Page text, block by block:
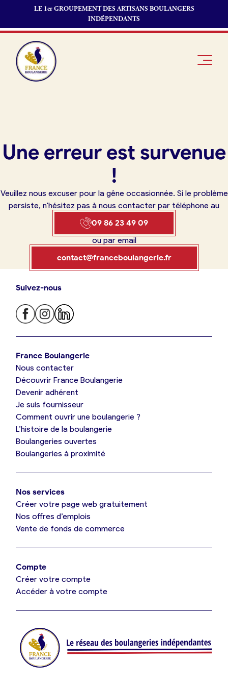
LE 1er GROUPEMENT DES ARTISANS BOULANGERS
INDÉPENDANTS
Je trouve ma boulangerie
Je suis boulanger
Je découvre France Boulangerie
Mes tarifs
Je référence ma boulangerie (gratuit)
Offres d’emploi
Je suis fournisseur
Je crée mon compte
boulanger
Boulangerie
Pourquoi
Je référence
ma
d’emploi
commerce
fournisseur
Une erreur est survenue
!
Veuillez nous excuser pour la gêne occasionnée. Si le problème
persiste, n'hésitez pas à nous contacter par téléphone au
09 86 23 49 09
09 86 23 49 09
Oui, appeler
Non, annuler
ou par email
contact@franceboulangerie.fr
Suivez-nous
France Boulangerie
Nous contacter
Découvrir France Boulangerie
Devenir adhérent
Je suis fournisseur
Comment ouvrir une boulangerie ?
L’histoire de la boulangerie
Boulangeries ouvertes
Boulangeries à proximité
Nos services
Créer votre page web gratuitement
Nos offres d’emplois
Vente de fonds de commerce
Compte
Créer votre compte
Accéder à votre compte